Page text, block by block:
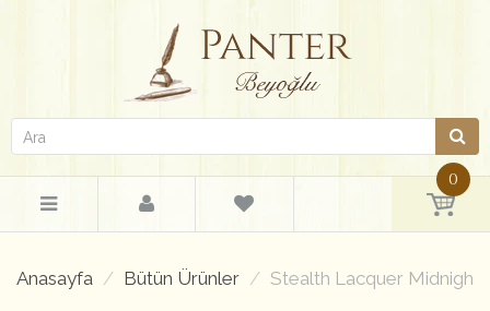
0
Anasayfa Bütün Ürünler Stealth Lacquer Midnight